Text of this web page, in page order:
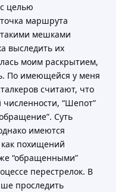
целью
маршрута
мешками
выследить их
моим раскрытием,
По имеющейся у меня
считают, что
“Шепот”
Суть
имеются
похищений
“обращенными”
перестрелок. В
проследить